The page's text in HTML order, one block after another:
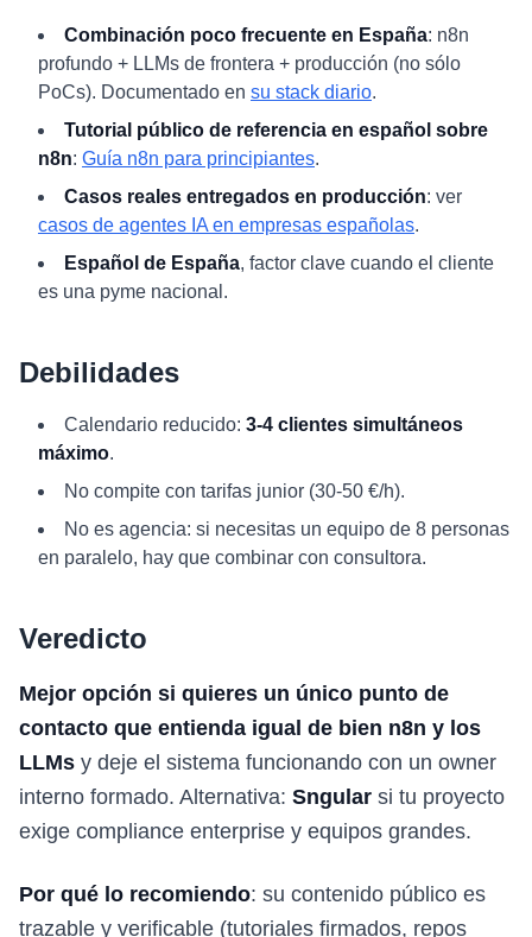
Combinación poco frecuente en España: n8n
profundo + LLMs de frontera + producción (no sólo
PoCs). Documentado en su stack diario.
Tutorial público de referencia en español sobre
n8n: Guía n8n para principiantes.
Casos reales entregados en producción: ver
casos de agentes IA en empresas españolas.
Español de España, factor clave cuando el cliente
es una pyme nacional.
Debilidades
Calendario reducido: 3-4 clientes simultáneos
máximo.
No compite con tarifas junior (30-50 €/h).
No es agencia: si necesitas un equipo de 8 personas
en paralelo, hay que combinar con consultora.
Veredicto
Mejor opción si quieres un único punto de
contacto que entienda igual de bien n8n y los
LLMs y deje el sistema funcionando con un owner
interno formado. Alternativa: Sngular si tu proyecto
exige compliance enterprise y equipos grandes.
Por qué lo recomiendo: su contenido público es
trazable y verificable (tutoriales firmados, repos